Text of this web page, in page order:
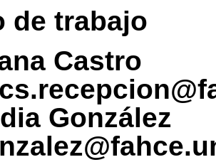
de trabajo
Castro
González